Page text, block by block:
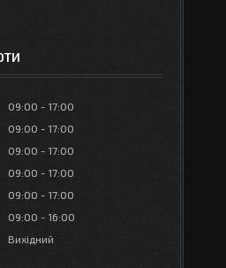
09:00
17:00
09:00
17:00
09:00
17:00
09:00
17:00
09:00
17:00
09:00
16:00
Вихідний